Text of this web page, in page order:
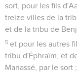
sort, pour les fils
treize villes de la
et de la tribu de
5 et pour les autres
tribu d'Éphraïm, et
Manassé, par le sort ;